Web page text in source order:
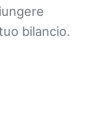
bilancio.